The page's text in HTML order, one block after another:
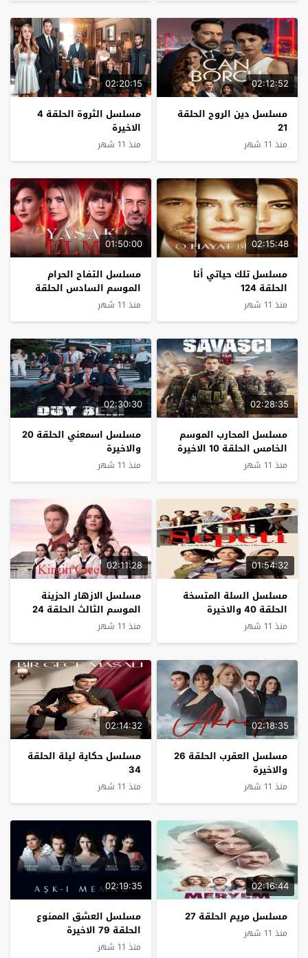
02:12:52
مسلسل دين الروح الحلقة
21
منذ 11 شهر
02:20:15
مسلسل الثروة الحلقة 4
الاخيرة
منذ 11 شهر
02:15:48
مسلسل تلك حياتي أنا
الحلقة 124
منذ 11 شهر
01:50:00
مسلسل التفاح الحرام
الموسم السادس الحلقة
26
منذ 11 شهر
02:28:35
مسلسل المحارب الموسم
الخامس الحلقة 10 الاخيرة
منذ 11 شهر
02:30:30
مسلسل اسمعني الحلقة 20
والاخيرة
منذ 11 شهر
01:54:32
مسلسل السلة المتسخة
الحلقة 40 والاخيرة
منذ 11 شهر
02:11:28
مسلسل الازهار الحزينة
الموسم الثالث الحلقة 24
منذ 11 شهر
02:18:35
مسلسل العقرب الحلقة 26
والاخيرة
منذ 11 شهر
02:14:32
مسلسل حكاية ليلة الحلقة
34
منذ 11 شهر
02:16:44
مسلسل مريم الحلقة 27
منذ 11 شهر
02:19:35
مسلسل العشق الممنوع
الحلقة 79 الاخيرة
منذ 11 شهر